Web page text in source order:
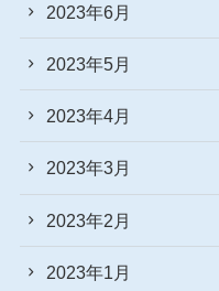
2023年6月
2023年5月
2023年4月
2023年3月
2023年2月
2023年1月